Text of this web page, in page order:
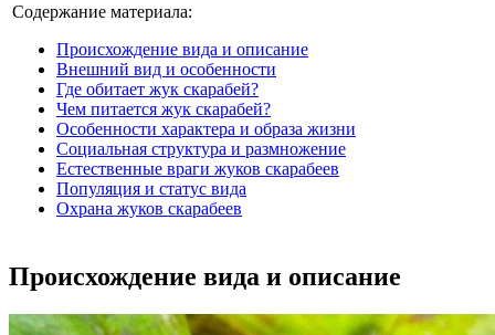
Содержание материала:
Происхождение вида и описание
Внешний вид и особенности
Где обитает жук скарабей?
Чем питается жук скарабей?
Особенности характера и образа жизни
Социальная структура и размножение
Естественные враги жуков скарабеев
Популяция и статус вида
Охрана жуков скарабеев
Происхождение вида и описание